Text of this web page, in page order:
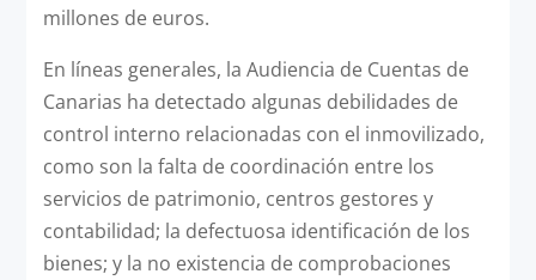
millones de euros.
En líneas generales, la Audiencia de Cuentas de
Canarias ha detectado algunas debilidades de
control interno relacionadas con el inmovilizado,
como son la falta de coordinación entre los
servicios de patrimonio, centros gestores y
contabilidad; la defectuosa identificación de los
bienes; y la no existencia de comprobaciones